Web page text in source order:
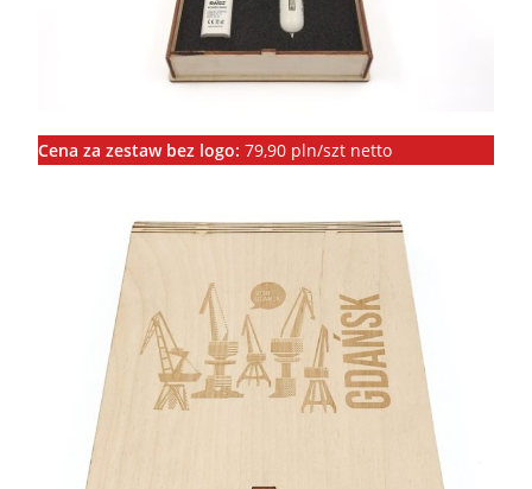
Cena za zestaw bez logo: 79,90 pln/szt netto